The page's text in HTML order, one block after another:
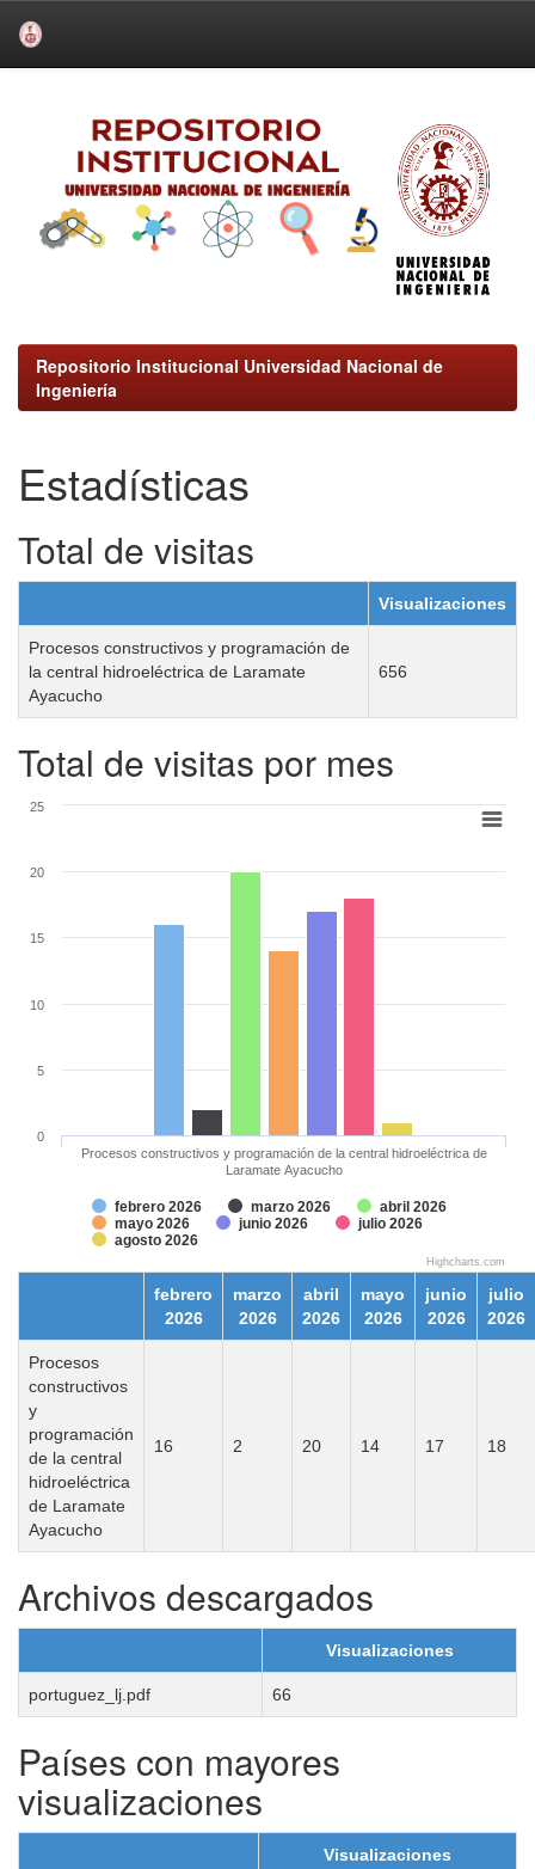
Repositorio Institucional Universidad Nacional de
Ingeniería
Estadísticas
Total de visitas
Visualizaciones
Procesos constructivos y programación de
la central hidroeléctrica de Laramate
Ayacucho
656
Total de visitas por mes
febrero 2026 marzo 2026
abril 2026
mayo 2026
junio 2026
julio 2026
agosto 2026
Procesos constructivos y programación de la central hidroeléctrica de
Laramate Ayacucho
0
5
10
15
20
25
Highcharts.com
febrero
2026
marzo
2026
abril
2026
mayo
2026
junio
2026
julio
2026
Procesos
constructivos
y
programación
de la central
hidroeléctrica
de Laramate
Ayacucho
16 2 20 14 17 18
Archivos descargados
Visualizaciones
portuguez_lj.pdf 66
Países con mayores
visualizaciones
Visualizaciones